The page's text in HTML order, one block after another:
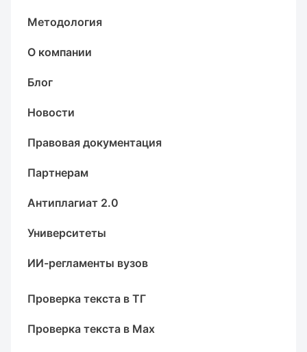
Методология
О компании
Блог
Новости
Правовая документация
Партнерам
Антиплагиат 2.0
Университеты
ИИ-регламенты вузов
Проверка текста в ТГ
Проверка текста в Max